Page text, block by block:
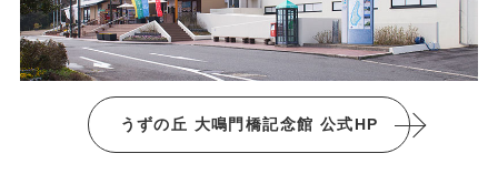
うずの丘 大鳴門橋記念館 公式HP